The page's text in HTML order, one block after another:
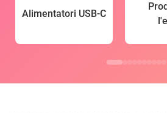
Alimentatori USB-C